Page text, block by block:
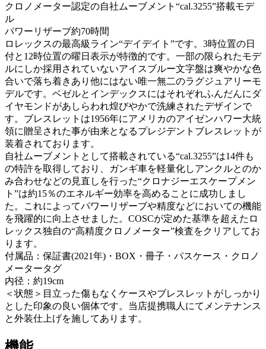
クロノメーター認定の自社ムーブメント“cal.3255”搭載モデ
ル
パワーリザーブ約70時間
ロレックスの最高級ライン“デイデイト”です。3時位置の日
付と12時位置の曜日表示が特徴的です。一部の限られたモデ
ルにしか採用されていないアイスブルー文字盤は爽やかな色
合いで落ち着きあり他にはない唯一無二のラグジュアリーモ
デルです。ベゼルとインデックスにはそれぞれふんだんにダ
イヤモンドがあしらわれ煌びやかで洗練されたデザインで
す。ブレスレットは1956年にアメリカのアイゼンハワー大統
領に贈呈された事が由来となるプレジデントブレスレットが
装着されております。
自社ムーブメントとして搭載されている“cal.3255”は14件も
の特許を取得しており、ガンギ車を軽量化しアンクルとのか
み合わせなどの見直しを行った“クロナジーエスケープメン
ト”は約15％のエネルギー効率を高めることに成功しまし
た。これによってパワーリザーブや精度などにおいての機能
を飛躍的に向上させました。COSCが定めた基準を超えたロ
レックス独自の“高精度クロノメーター”検査をクリアしてお
ります。
付属品：保証書(2021年)・BOX・冊子・パスケース・クロノ
メータータグ
内径：約19cm
＜状態＞目立った傷もなくケースやブレスレットがしっかり
とした印象の良い個体です。当店提携職人にてメンテナンス
と外装仕上げを施してあります。